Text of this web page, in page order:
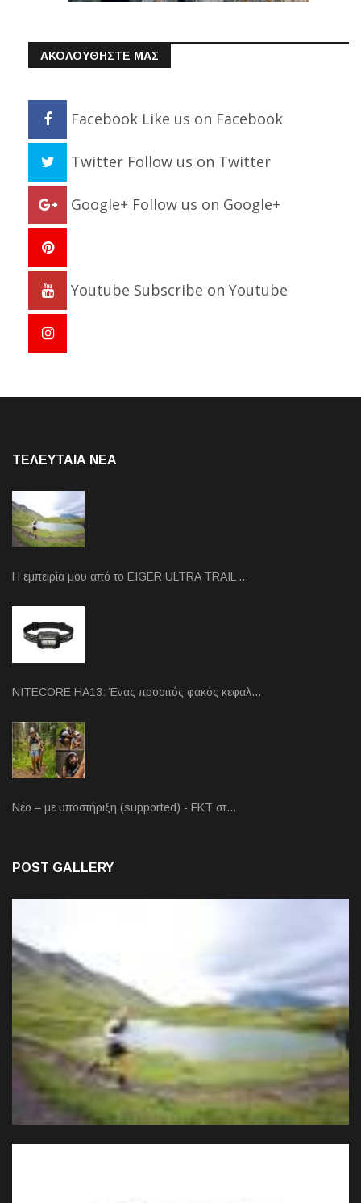
ΑΚΟΛΟΥΘΗΣΤΕ ΜΑΣ
Facebook Like us on Facebook
Twitter Follow us on Twitter
Google+ Follow us on Google+
Youtube Subscribe on Youtube
ΤΕΛΕΥΤΑΙΑ NEA
Η εμπειρία μου από το EIGER ULTRA TRAIL …
NITECORE HA13: Ένας προσιτός φακός κεφαλ…
Νέο – με υποστήριξη (supported) - FKT στ…
POST GALLERY